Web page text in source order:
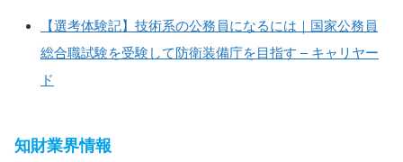
【選考体験記】技術系の公務員になるには｜国家公務員
総合職試験を受験して防衛装備庁を目指す – キャリヤー
ド
知財業界情報